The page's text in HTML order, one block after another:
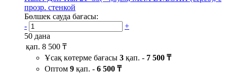
прозр. стенкой
Бөлшек сауда бағасы:
-
+
50 дана
қап. 8 500 ₸
Ұсақ көтерме бағасы 3 қап. - 7 500 ₸
Оптом 9 қап. - 6 500 ₸